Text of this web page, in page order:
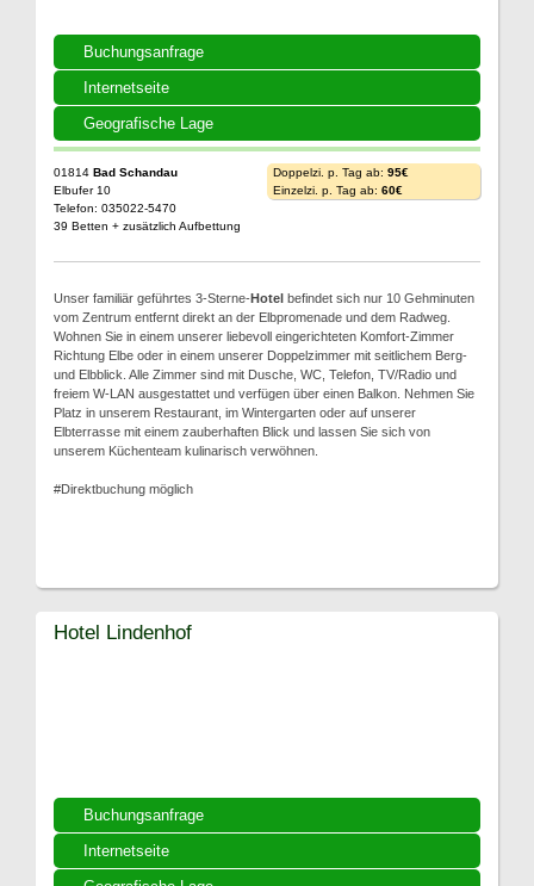
Buchungsanfrage
Internetseite
Geografische Lage
01814 Bad Schandau
Elbufer 10
Telefon: 035022-5470
39 Betten + zusätzlich Aufbettung
Doppelzi. p. Tag ab: 95€
Einzelzi. p. Tag ab: 60€
Unser familiär geführtes 3-Sterne-Hotel befindet sich nur 10 Gehminuten
vom Zentrum entfernt direkt an der Elbpromenade und dem Radweg.
Wohnen Sie in einem unserer liebevoll eingerichteten Komfort-Zimmer
Richtung Elbe oder in einem unserer Doppelzimmer mit seitlichem Berg-
und Elbblick. Alle Zimmer sind mit Dusche, WC, Telefon, TV/Radio und
freiem W-LAN ausgestattet und verfügen über einen Balkon. Nehmen Sie
Platz in unserem Restaurant, im Wintergarten oder auf unserer
Elbterrasse mit einem zauberhaften Blick und lassen Sie sich von
unserem Küchenteam kulinarisch verwöhnen.
#Direktbuchung möglich
Buchungsanfrage
Internetseite
Hotel Lindenhof